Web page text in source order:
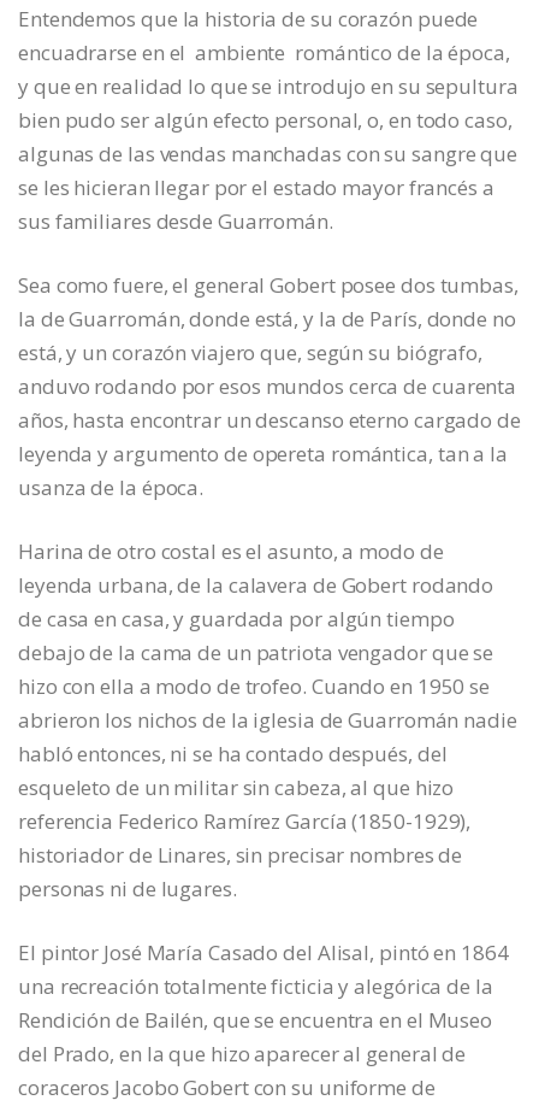
Entendemos que la historia de su corazón puede
encuadrarse en el ambiente romántico de la época,
y que en realidad lo que se introdujo en su sepultura
bien pudo ser algún efecto personal, o, en todo caso,
algunas de las vendas manchadas con su sangre que
se les hicieran llegar por el estado mayor francés a
sus familiares desde Guarromán.
Sea como fuere, el general Gobert posee dos tumbas,
la de Guarromán, donde está, y la de París, donde no
está, y un corazón viajero que, según su biógrafo,
anduvo rodando por esos mundos cerca de cuarenta
años, hasta encontrar un descanso eterno cargado de
leyenda y argumento de opereta romántica, tan a la
usanza de la época.
Harina de otro costal es el asunto, a modo de
leyenda urbana, de la calavera de Gobert rodando
de casa en casa, y guardada por algún tiempo
debajo de la cama de un patriota vengador que se
hizo con ella a modo de trofeo. Cuando en 1950 se
abrieron los nichos de la iglesia de Guarromán nadie
habló entonces, ni se ha contado después, del
esqueleto de un militar sin cabeza, al que hizo
referencia Federico Ramírez García (1850-1929),
historiador de Linares, sin precisar nombres de
personas ni de lugares.
El pintor José María Casado del Alisal, pintó en 1864
una recreación totalmente ficticia y alegórica de la
Rendición de Bailén, que se encuentra en el Museo
del Prado, en la que hizo aparecer al general de
coraceros Jacobo Gobert con su uniforme de